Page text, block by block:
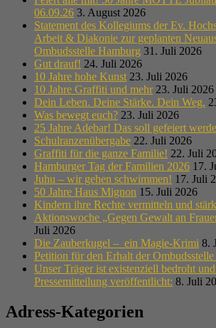
06.09.26 3. August 2026
Statement des Kollegiums der Ev.
Arbeit & Diakonie zur geplanten
Ombudsstelle Hamburg 31. Juli 2026
Gut drauf! 24. Juli 2026
10 Jahre hohe Kunst 23. Juli 2026
10 Jahre Graffiti und mehr 23. Juli 2026
Dein Leben. Deine Stärke. Dein Weg.
Was bewegt euch? 23. Juli 2026
25 Jahre Adebar! Das soll gefeiert
Schulranzenübergabe 22. Juli 2026
Graffiti für die ganze Familie! 22. Juli
Hamburger Tag der Familien 2026 17.
Juhu – wir gehen schwimmen! 17. Juli
50 Jahre Haus Mignon 15. Juli 2026
Kindern ihre Rechte vermitteln und
Aktionswoche „Gegen Gewalt an
Juli 2026
Die Zauberkugel – ein Magie-Krimi 8.
Petition für den Erhalt der
Unser Träger ist existenziell bedroht
Pressemitteilung veröffentlicht: 8. Juli
Adress-Kategorien